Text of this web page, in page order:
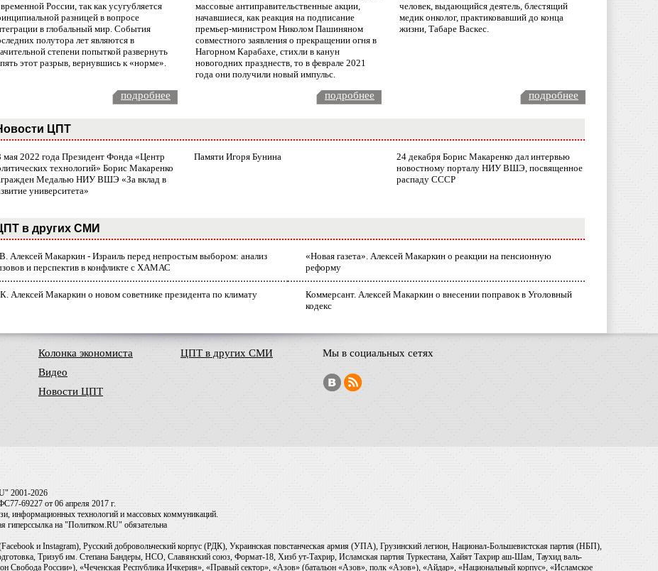
России, так как усугубляется
разницей в вопросе
в глобальный мир. События
полутора лет являются в
степени попыткой развернуть
этот разрыв, вернувшись к «норме».
массовые антиправительственные акции,
начавшиеся, как реакция на подписание
премьер-министром Николом Пашиняном
совместного заявления о прекращении огня в
Нагорном Карабахе, стихли в канун
новогодних празднеств, то в феврале 2021
года они получили новый импульс.
человек, выдающийся деятель, блестящий
медик онколог, практиковавший до конца
жизни, Табаре Васкес.
подробнее подробнее подробнее
ЦПТ
мая 2022 года Президент Фонда «Центр
технологий» Борис Макаренко
Медалью НИУ ВШЭ «За вклад в
университета»
Памяти Игоря Бунина
24 декабря Борис Макаренко дал интервью
новостному порталу НИУ ВШЭ, посвященное
распаду СССР
в других СМИ
Алексей Макаркин - Израиль перед непростым выбором: анализ
и перспектив в конфликте с ХАМАС
«Новая газета». Алексей Макаркин о реакции на пенсионную
реформу
Алексей Макаркин о новом советнике президента по климату
Коммерсант. Алексей Макаркин о внесении поправок в Уголовный
кодекс
Колонка экономиста
Видео
Новости ЦПТ
ЦПТ в других СМИ Мы в социальных сетях
2001-2026
69227 от 06 апреля 2017 г.
информационных технологий и массовых коммуникаций.
гиперссылка на "Политком.RU" обязательна
и Instagram), Русский добровольческий корпус (РДК), Украинская повстанческая армия (УПА), Грузинский легион, Национал-Большевистская партия (НБП),
Тризуб им. Степана Бандеры, НСО, Славянский союз, Формат-18, Хизб ут-Тахрир, Исламская партия Туркестана, Хайят Тахрир аш-Шам, Таухид валь-
Свобода России»), «Чеченская Республика Ичкерия», «Правый сектор», «Азов» (батальон «Азов», полк «Азов»), «Айдар», «Национальный корпус», «Исламское